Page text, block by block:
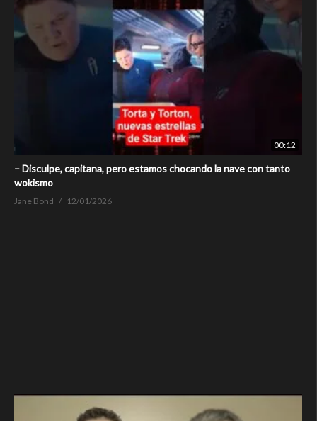
00:12
– Disculpe, capitana, pero estamos chocando la nave con tanto
wokismo
Jane Bond 12/01/2026